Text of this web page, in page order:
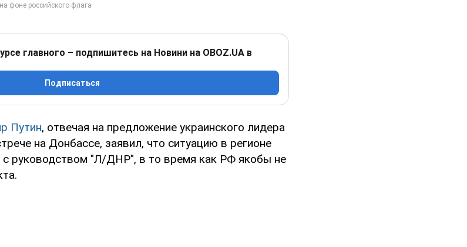
главного – подпишитесь на Новини на OBOZ.UA в
Подписаться
Путин, отвечая на предложение украинского лидера
на Донбассе, заявил, что ситуацию в регионе
с руководством "Л/ДНР", в то время как РФ якобы не